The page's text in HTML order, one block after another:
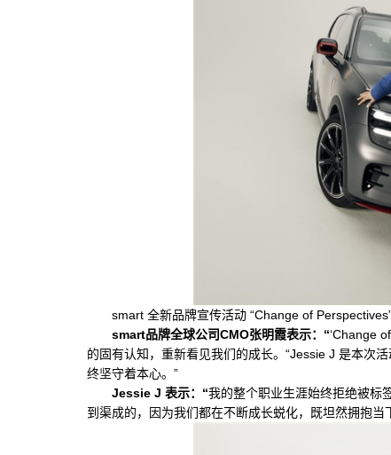
smart 全新品牌宣传活动 “Change of
smart品牌全球公司CMO张明霞表示： “‘Change
的固有认知，重新看见我们的成长。“Jessie J 是本次
终坚守着本心。”
Jessie J 表示： “我的整个职业生涯始终拒绝被标
到渠成的，因为我们都在不断成长蜕化，既坦然拥抱当